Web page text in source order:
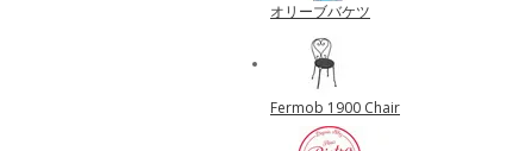
オリーブバケツ
Fermob 1900 Chair